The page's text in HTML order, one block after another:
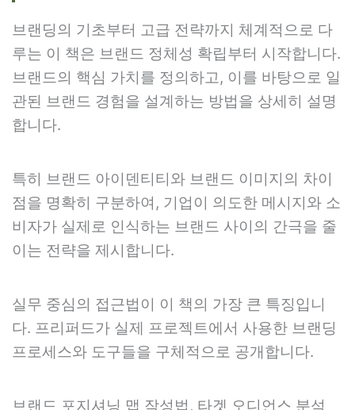
브랜딩의 기초부터 고급 전략까지 체계적으로 다
루는 이 책은 브랜드 정체성 확립부터 시작합니다.
브랜드의 핵심 가치를 정의하고, 이를 바탕으로 일
관된 브랜드 경험을 설계하는 방법을 상세히 설명
합니다.
특히 브랜드 아이덴티티와 브랜드 이미지의 차이
점을 명확히 구분하여, 기업이 의도한 메시지와 소
비자가 실제로 인식하는 브랜드 사이의 간극을 줄
이는 전략을 제시합니다.
실무 중심의 접근법이 이 책의 가장 큰 특징입니
다. 프리퍼드가 실제 프로젝트에서 사용한 브랜딩
프로세스와 도구들을 구체적으로 공개합니다.
브랜드 포지셔닝 맵 작성법, 타겟 오디언스 분석